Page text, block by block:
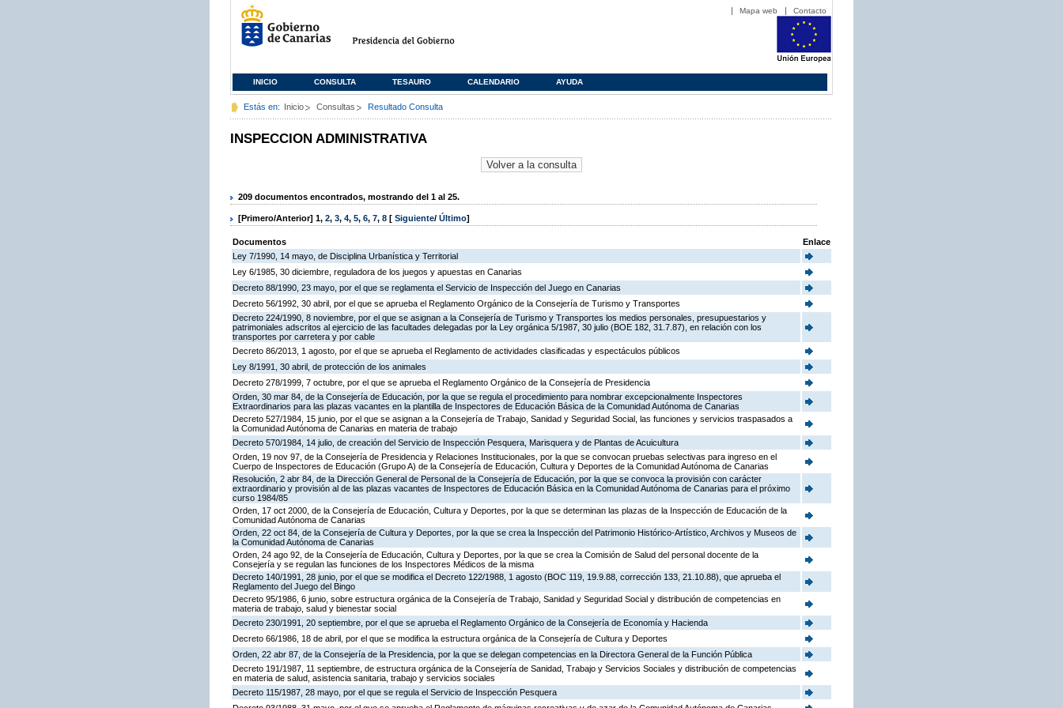
Mapa web Contacto
INICIO CONSULTA TESAURO CALENDARIO AYUDA
Estás en: Inicio Consultas Resultado Consulta
INSPECCION ADMINISTRATIVA
209 documentos encontrados, mostrando del 1 al 25.
[Primero/Anterior] 1, 2, 3, 4, 5, 6, 7, 8 [ Siguiente/ Último]
Documentos
Enlace
Ley 7/1990, 14 mayo, de Disciplina Urbanística y Territorial
Ley 6/1985, 30 diciembre, reguladora de los juegos y apuestas en Canarias
Decreto 88/1990, 23 mayo, por el que se reglamenta el Servicio de Inspección del Juego en Canarias
Decreto 56/1992, 30 abril, por el que se aprueba el Reglamento Orgánico de la Consejería de Turismo y Transportes
Decreto 224/1990, 8 noviembre, por el que se asignan a la Consejería de Turismo y Transportes los medios personales, presupuestarios y
patrimoniales adscritos al ejercicio de las facultades delegadas por la Ley orgánica 5/1987, 30 julio (BOE 182, 31.7.87), en relación con los
transportes por carretera y por cable
Decreto 86/2013, 1 agosto, por el que se aprueba el Reglamento de actividades clasificadas y espectáculos públicos
Ley 8/1991, 30 abril, de protección de los animales
Decreto 278/1999, 7 octubre, por el que se aprueba el Reglamento Orgánico de la Consejería de Presidencia
Orden, 30 mar 84, de la Consejería de Educación, por la que se regula el procedimiento para nombrar excepcionalmente Inspectores
Extraordinarios para las plazas vacantes en la plantilla de Inspectores de Educación Básica de la Comunidad Autónoma de Canarias
Decreto 527/1984, 15 junio, por el que se asignan a la Consejería de Trabajo, Sanidad y Seguridad Social, las funciones y servicios traspasados a
la Comunidad Autónoma de Canarias en materia de trabajo
Decreto 570/1984, 14 julio, de creación del Servicio de Inspección Pesquera, Marisquera y de Plantas de Acuicultura
Orden, 19 nov 97, de la Consejería de Presidencia y Relaciones Institucionales, por la que se convocan pruebas selectivas para ingreso en el
Cuerpo de Inspectores de Educación (Grupo A) de la Consejería de Educación, Cultura y Deportes de la Comunidad Autónoma de Canarias
Resolución, 2 abr 84, de la Dirección General de Personal de la Consejería de Educación, por la que se convoca la provisión con carácter
extraordinario y provisión al de las plazas vacantes de Inspectores de Educación Básica en la Comunidad Autónoma de Canarias para el próximo
curso 1984/85
Orden, 17 oct 2000, de la Consejería de Educación, Cultura y Deportes, por la que se determinan las plazas de la Inspección de Educación de la
Comunidad Autónoma de Canarias
Orden, 22 oct 84, de la Consejería de Cultura y Deportes, por la que se crea la Inspección del Patrimonio Histórico-Artístico, Archivos y Museos de
la Comunidad Autónoma de Canarias
Orden, 24 ago 92, de la Consejería de Educación, Cultura y Deportes, por la que se crea la Comisión de Salud del personal docente de la
Consejería y se regulan las funciones de los Inspectores Médicos de la misma
Decreto 140/1991, 28 junio, por el que se modifica el Decreto 122/1988, 1 agosto (BOC 119, 19.9.88, corrección 133, 21.10.88), que aprueba el
Reglamento del Juego del Bingo
Decreto 95/1986, 6 junio, sobre estructura orgánica de la Consejería de Trabajo, Sanidad y Seguridad Social y distribución de competencias en
materia de trabajo, salud y bienestar social
Decreto 230/1991, 20 septiembre, por el que se aprueba el Reglamento Orgánico de la Consejería de Economía y Hacienda
Decreto 66/1986, 18 de abril, por el que se modifica la estructura orgánica de la Consejería de Cultura y Deportes
Orden, 22 abr 87, de la Consejería de la Presidencia, por la que se delegan competencias en la Directora General de la Función Pública
Decreto 191/1987, 11 septiembre, de estructura orgánica de la Consejería de Sanidad, Trabajo y Servicios Sociales y distribución de competencias
en materia de salud, asistencia sanitaria, trabajo y servicios sociales
Decreto 115/1987, 28 mayo, por el que se regula el Servicio de Inspección Pesquera